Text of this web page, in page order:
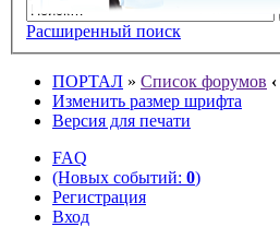
Расширенный поиск
ПОРТАЛ » Список форумов ‹
Изменить размер шрифта
Версия для печати
FAQ
(Новых событий: 0)
Регистрация
Вход